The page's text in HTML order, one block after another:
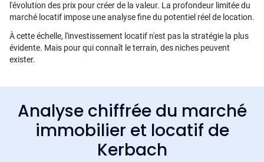
l'évolution des prix pour créer de la valeur. La profondeur limitée du
marché locatif impose une analyse fine du potentiel réel de location.
À cette échelle, l'investissement locatif n'est pas la stratégie la plus
évidente. Mais pour qui connaît le terrain, des niches peuvent
exister.
Analyse chiffrée du marché
immobilier et locatif de
Kerbach